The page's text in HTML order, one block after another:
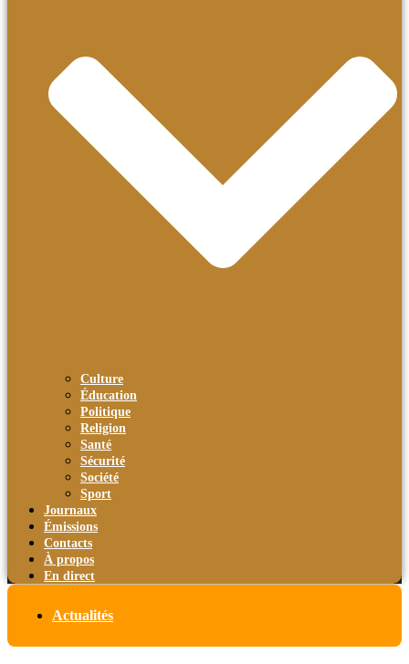
Culture
Éducation
Politique
Religion
Santé
Sécurité
Société
Sport
Journaux
Émissions
Contacts
À propos
En direct
Actualités